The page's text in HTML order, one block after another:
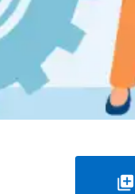
add_to_photos